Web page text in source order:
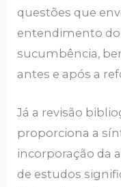
questões que
entendimento do
sucumbência,
antes e após a
Já a revisão
proporciona a
incorporação da
de estudos